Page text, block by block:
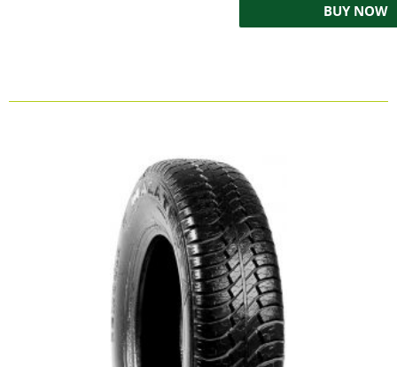
BUY NOW